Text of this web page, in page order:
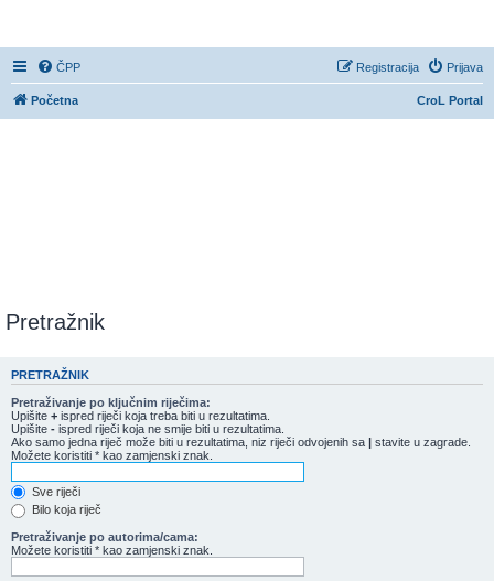
ČPP Prijava
Registracija
CroL Portal
Početna
Pretražnik
PRETRAŽNIK
Pretraživanje po ključnim riječima:
Upišite + ispred riječi koja treba biti u rezultatima.
Upišite - ispred riječi koja ne smije biti u rezultatima.
Ako samo jedna riječ može biti u rezultatima, niz riječi odvojenih sa | stavite u zagrade.
Možete koristiti * kao zamjenski znak.
Sve riječi
Bilo koja riječ
Pretraživanje po autorima/cama:
Možete koristiti * kao zamjenski znak.